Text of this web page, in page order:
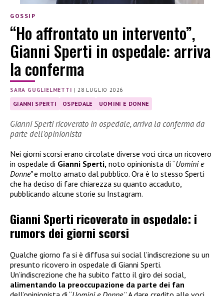
GOSSIP
“Ho affrontato un intervento”,
Gianni Sperti in ospedale: arriva
la conferma
SARA GUGLIELMETTI |28 LUGLIO 2026
GIANNI SPERTI OSPEDALE UOMINI E DONNE
Gianni Sperti ricoverato in ospedale, arriva la conferma da
parte dell’opinionista
Nei giorni scorsi erano circolate diverse voci circa un ricovero
in ospedale di Gianni Sperti, noto opinionista di “Uomini e
Donne”e molto amato dal pubblico. Ora è lo stesso Sperti
che ha deciso di fare chiarezza su quanto accaduto,
pubblicando alcune storie su Instagram.
Gianni Sperti ricoverato in ospedale: i
rumors dei giorni scorsi
Qualche giorno fa si è diffusa sui social l’indiscrezione su un
presunto ricovero in ospedale di Gianni Sperti.
Un’indiscrezione che ha subito fatto il giro dei social,
alimentando la preoccupazione da parte dei fan